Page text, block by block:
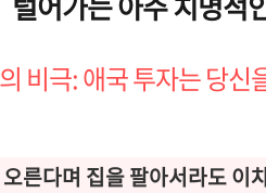
비극: 애국 투자는 당신
른다며 집을 팔아서라도 이